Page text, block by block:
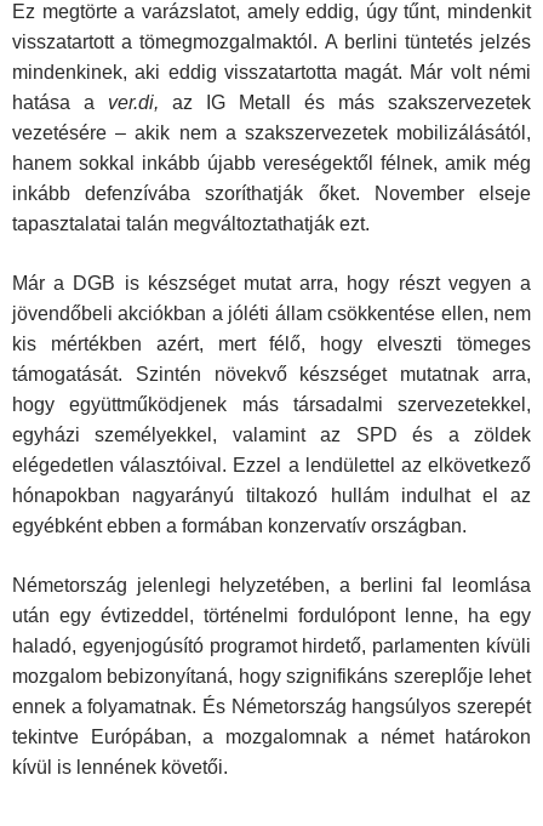
Ez megtörte a varázslatot, amely eddig, úgy tűnt, mindenkit
visszatartott a tömegmozgalmaktól. A berlini tüntetés jelzés
mindenkinek, aki eddig visszatartotta magát. Már volt némi
hatása a ver.di, az IG Metall és más szakszervezetek
vezetésére – akik nem a szakszervezetek mobilizálásától,
hanem sokkal inkább újabb vereségektől félnek, amik még
inkább defenzívába szoríthatják őket. November elseje
tapasztalatai talán megváltoztathatják ezt.
Már a DGB is készséget mutat arra, hogy részt vegyen a
jövendőbeli akciókban a jóléti állam csökkentése ellen, nem
kis mértékben azért, mert félő, hogy elveszti tömeges
támogatását. Szintén növekvő készséget mutatnak arra,
hogy együttműködjenek más társadalmi szervezetekkel,
egyházi személyekkel, valamint az SPD és a zöldek
elégedetlen választóival. Ezzel a lendülettel az elkövetkező
hónapokban nagyarányú tiltakozó hullám indulhat el az
egyébként ebben a formában konzervatív országban.
Németország jelenlegi helyzetében, a berlini fal leomlása
után egy évtizeddel, történelmi fordulópont lenne, ha egy
haladó, egyenjogúsító programot hirdető, parlamenten kívüli
mozgalom bebizonyítaná, hogy szignifikáns szereplője lehet
ennek a folyamatnak. És Németország hangsúlyos szerepét
tekintve Európában, a mozgalomnak a német határokon
kívül is lennének követői.